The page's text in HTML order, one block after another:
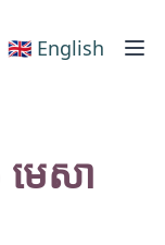
🇬🇧 English
េសា